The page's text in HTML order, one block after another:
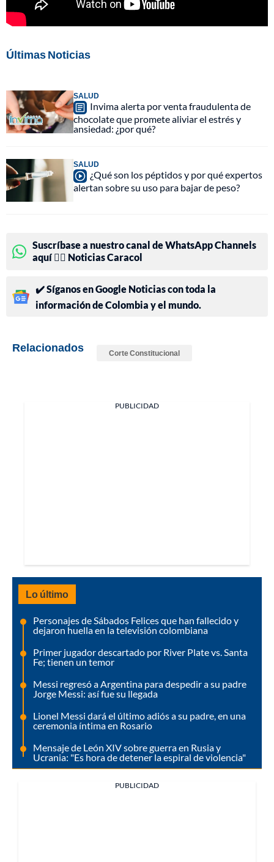
Últimas Noticias
SALUD
Invima alerta por venta fraudulenta de
chocolate que promete aliviar el estrés y
ansiedad: ¿por qué?
SALUD
¿Qué son los péptidos y por qué expertos
alertan sobre su uso para bajar de peso?
Suscríbase a nuestro canal de WhatsApp Channels
aquí 👉🏻 Noticias Caracol
✔️ Síganos en Google Noticias con toda la
información de Colombia y el mundo.
Relacionados Corte Constitucional
PUBLICIDAD
Lo último
Personajes de Sábados Felices que han fallecido y
dejaron huella en la televisión colombiana
Primer jugador descartado por River Plate vs. Santa
Fe; tienen un temor
Messi regresó a Argentina para despedir a su padre
Jorge Messi: así fue su llegada
Lionel Messi dará el último adiós a su padre, en una
ceremonia íntima en Rosario
Mensaje de León XIV sobre guerra en Rusia y
Ucrania: "Es hora de detener la espiral de violencia"
PUBLICIDAD